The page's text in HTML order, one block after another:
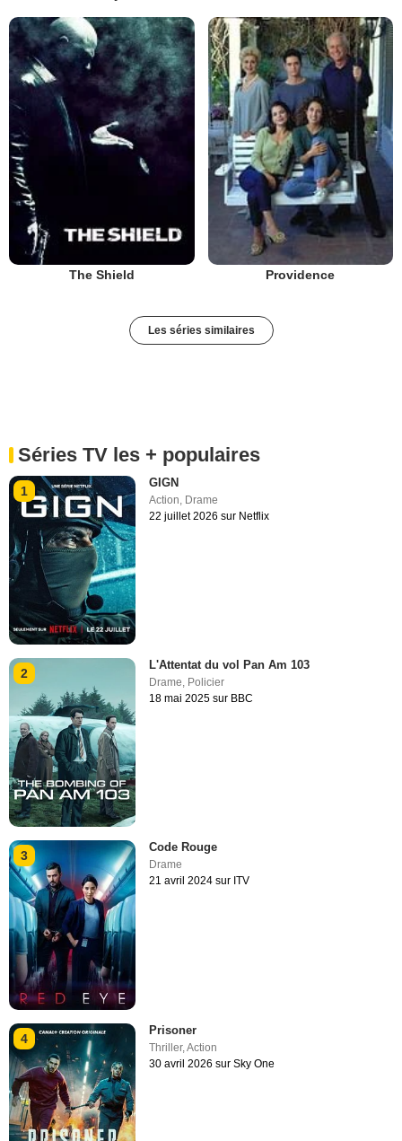
The Shield Providence
Les séries similaires
Séries TV les + populaires
1
GIGN
Action Drame
22 juillet 2026 sur Netflix
2
L'Attentat du vol Pan Am 103
Drame, Policier
18 mai 2025 sur BBC
3
Code Rouge
Drame
21 avril 2024 sur ITV
4
Prisoner
Thriller,Action
30 avril 2026 sur Sky One